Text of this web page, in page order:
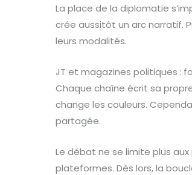
La place de la diplomatie
crée aussitôt un arc narratif.
leurs modalités.
JT et magazines politiques :
Chaque chaîne écrit sa
change les couleurs.
partagée.
Le débat ne se limite plus
plateformes. Dès lors, la